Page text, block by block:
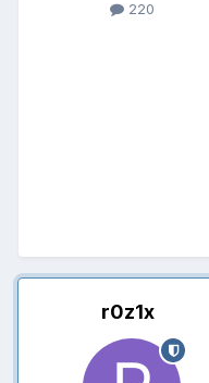
220
r0z1x